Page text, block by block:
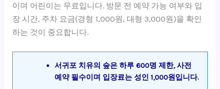
이며 어린이는 무료입니다. 방문 전 예약 가능 여부와 입
장 시간, 주차 요금(경형 1,000원, 대형 3,000원)을 확인
하는 것이 중요합니다.
서귀포 치유의 숲은 하루 600명 제한, 사전
예약 필수이며 입장료는 성인 1,000원입니다.